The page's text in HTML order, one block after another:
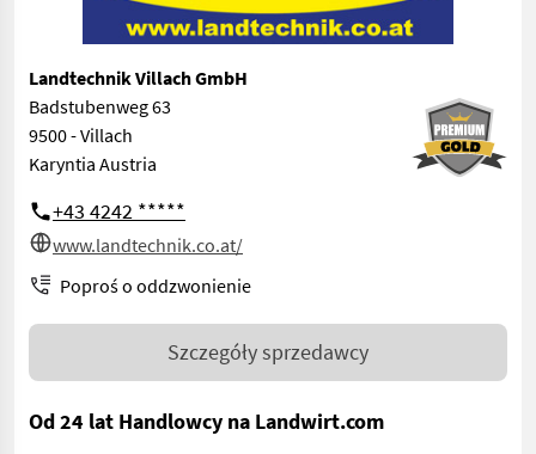
Landtechnik Villach GmbH
Badstubenweg 63
9500 - Villach
Karyntia Austria
+43 4242 *****
www.landtechnik.co.at/
Poproś o oddzwonienie
Szczegóły sprzedawcy
Od 24 lat Handlowcy na Landwirt.com